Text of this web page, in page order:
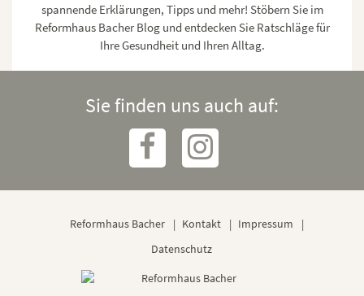
spannende Erklärungen, Tipps und mehr! Stöbern Sie im
Reformhaus Bacher Blog und entdecken Sie Ratschläge für
Ihre Gesundheit und Ihren Alltag.
Sie finden uns auch auf:
Reformhaus Bacher Kontakt
Impressum
Datenschutz